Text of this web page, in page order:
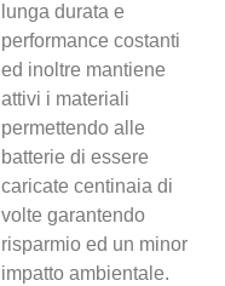
lunga durata e
performance costanti
ed inoltre mantiene
attivi i materiali
permettendo alle
batterie di essere
caricate centinaia di
volte garantendo
risparmio ed un minor
impatto ambientale.